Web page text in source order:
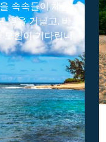
속속들이 체험
옆을 거닐고, 바
험이 기다립니